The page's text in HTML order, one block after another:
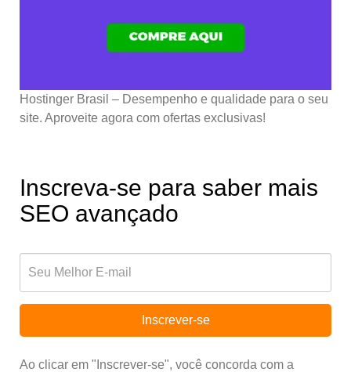
Hostinger Brasil – Desempenho e qualidade para o seu
site. Aproveite agora com ofertas exclusivas!
Inscreva-se para saber mais
SEO avançado
Inscrever-se
Ao clicar em "Inscrever-se", você concorda com a